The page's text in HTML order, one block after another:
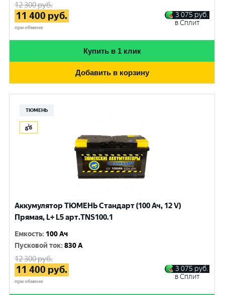
12 300руб.
11 400 руб.
при обмене
3 075 руб.
в Сплит
Купить в 1 клик
Добавить в корзину
ТЮМЕНЬ
Аккумулятор ТЮМЕНЬ Стандарт (100 Ач, 12 V)
Прямая, L+ L5 арт.TNS100.1
Емкость: 100 Ач
Пусковой ток:830 A
12 300руб.
11 400 руб.
при обмене
3 075 руб.
в Сплит